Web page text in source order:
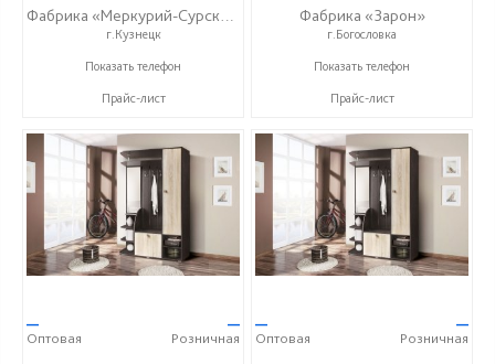
Фабрика «Меркурий-Сурский»
г.Кузнецк
+7 (8415) 73-05-06
Показать телефон
Прайс-лист
Фабрика «Зарон»
г.Богословка
+7 (8412) 21-50-66
Показать телефон
Прайс-лист
—
Оптовая
—
Розничная
—
Оптовая
—
Розничная